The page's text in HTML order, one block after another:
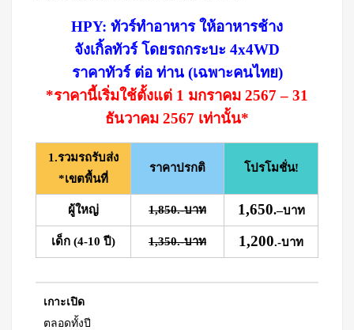
HPY: ทัวร์ทำอาหาร ให้อาหารช้าง
จังเกิ้ลทัวร์ โดยรถกระบะ 4x4WD
ราคาทัวร์ ต่อ ท่าน (เฉพาะคนไทย)
*ราคานี้เริ่มใช้ตั้งแต่ 1 มกราคม 2567 – 31
ธันวาคม 2567 เท่านั้น*
1.รวมรถรับส่ง
*เขตพื้นที่
ราคาปรกติ โปรโมชั่น!
ผู้ใหญ่ 1,850.-บาท 1,650.–บาท
เด็ก (4-10 ปี) 1,350.-บาท 1,200.-บาท
เกาะเปิด
ตลอดทั้งปี